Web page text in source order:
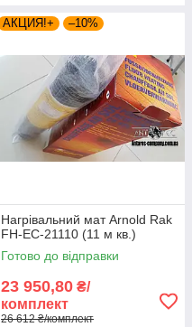
АКЦИЯ!+ –10%
Нагрівальний мат Arnold Rak
FH-EC-21110 (11 м кв.)
Готово до відправки
23 950,80 ₴/
комплект
26 612 ₴/комплект